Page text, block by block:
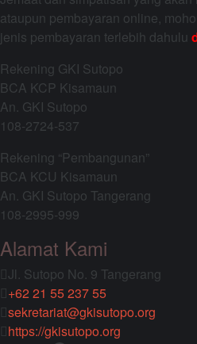
ataupun pembayaran online,
jenis pembayaran terlebih dahulu
Rekening GKI Sutopo
BCA KCP Kisamaun
An. GKI Sutopo
108-2724-537
Rekening “Pembangunan”
BCA KCU Kisamaun
An. GKI Sutopo Tangerang
108-2995-999
Alamat Kami
Jl. Sutopo No. 9 Tangerang
+62 21 55 237 55
sekretariat@gkisutopo.org
https://gkisutopo.org